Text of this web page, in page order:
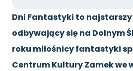
Dni Fantastyki to
odbywający się na Dolnym
roku miłośnicy fantastyki
Centrum Kultury Zamek we